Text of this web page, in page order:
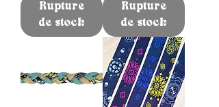
Rupture
de stock
Rupture
de stock